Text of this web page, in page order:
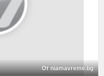
От niamavreme.bg